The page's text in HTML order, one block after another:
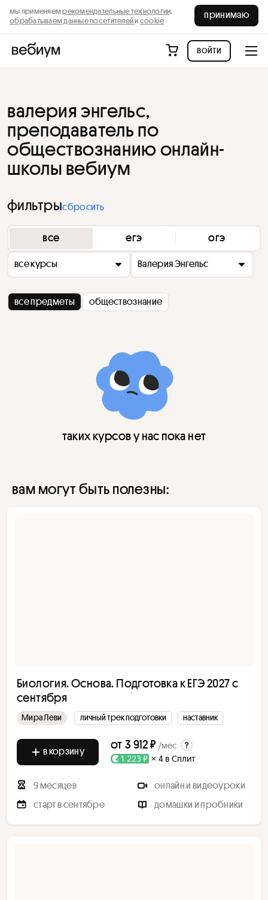
мы применяемрекомендательные технологии,
обрабатываем данные посетителейи cookie
принимаю
войти
валерия энгельс,
преподаватель по
обществознанию онлайн-
школы вебиум
фильтрысбросить
все егэ огэ
все курсы Валерия Энгельс
все предметы обществознание
таких курсов у нас пока нет
вам могут быть полезны:
Биология. Основа. Подготовка к ЕГЭ 2027 с
cентября
Мира Леви личный трек подготовки наставник
в корзину от 3 912 ₽ /мес
1 223 ₽ × 4 в Сплит
9 месяцев
онлайн и видеоуроки
старт в сентябре
домашки и пробники